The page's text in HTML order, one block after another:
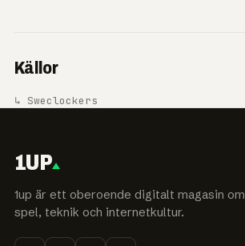
Källor
↳ Sweclockers
1UP
1up är ett oberoende digitalt magasin om
spel, teknik och internetkultur.